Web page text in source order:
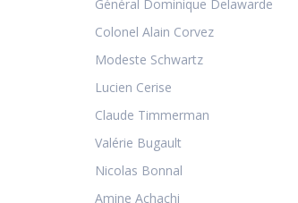
Général Dominique Delawarde
Colonel Alain Corvez
Modeste Schwartz
Lucien Cerise
Claude Timmerman
Valérie Bugault
Nicolas Bonnal
Amine Achachi